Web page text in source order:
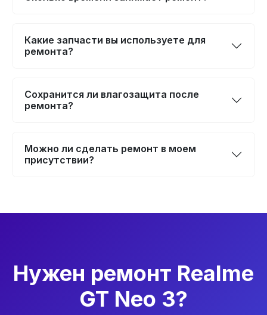
Какие запчасти вы используете для
ремонта?
Сохранится ли влагозащита после
ремонта?
Можно ли сделать ремонт в моем
присутствии?
Нужен ремонт Realme
GT Neo 3?